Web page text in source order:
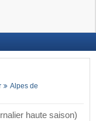
Alpes de
haute saison)